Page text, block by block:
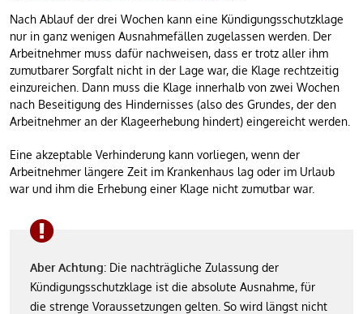
Nach Ablauf der drei Wochen kann eine Kündigungsschutzklage
nur in ganz wenigen Ausnahmefällen zugelassen werden. Der
Arbeitnehmer muss dafür nachweisen, dass er trotz aller ihm
zumutbarer Sorgfalt nicht in der Lage war, die Klage rechtzeitig
einzureichen. Dann muss die Klage innerhalb von zwei Wochen
nach Beseitigung des Hindernisses (also des Grundes, der den
Arbeitnehmer an der Klageerhebung hindert) eingereicht werden.
Eine akzeptable Verhinderung kann vorliegen, wenn der
Arbeitnehmer längere Zeit im Krankenhaus lag oder im Urlaub
war und ihm die Erhebung einer Klage nicht zumutbar war.
Aber Achtung: Die nachträgliche Zulassung der
Kündigungsschutzklage ist die absolute Ausnahme, für
die strenge Voraussetzungen gelten. So wird längst nicht